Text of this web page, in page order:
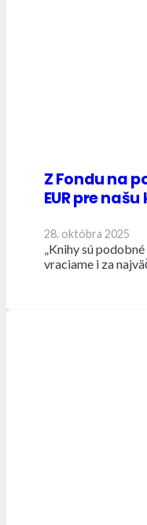
Z Fondu na
EUR pre
28. októbra 2025
„Knihy sú
vraciame i za